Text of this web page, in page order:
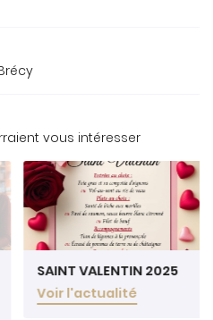
Rejoignez-
vous intéresser
SAINT VALENTIN 2025
Voir l'actualité